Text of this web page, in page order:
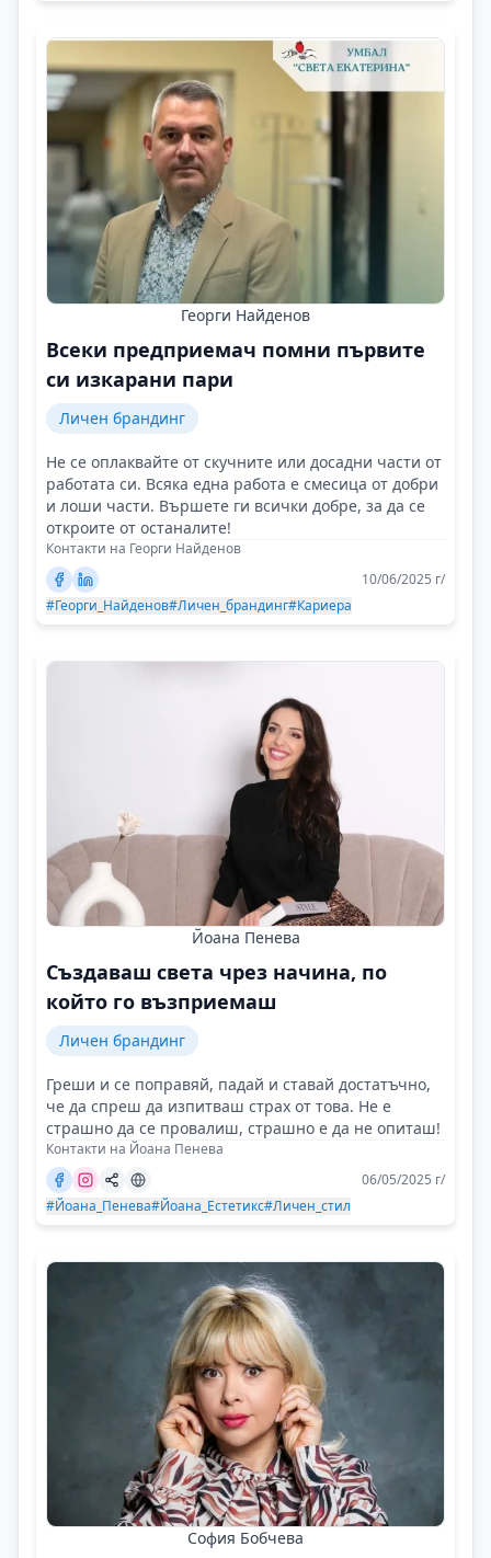
Георги Найденов
Всеки предприемач помни първите
си изкарани пари
Личен брандинг
Не се оплаквайте от скучните или досадни части от
работата си. Всяка една работа е смесица от добри
и лоши части. Вършете ги всички добре, за да се
откроите от останалите!
Контакти на Георги Найденов
10/06/2025 г/
#Георги_Найденов#Личен_брандинг#Кариера
Йоана Пенева
Създаваш света чрез начина, по
който го възприемаш
Личен брандинг
Греши и се поправяй, падай и ставай достатъчно,
че да спреш да изпитваш страх от това. Не е
страшно да се провалиш, страшно е да не опиташ!
Контакти на Йоана Пенева
06/05/2025 г/
#Йоана_Пенева#Йоана_Естетикс#Личен_стил
София Бобчева